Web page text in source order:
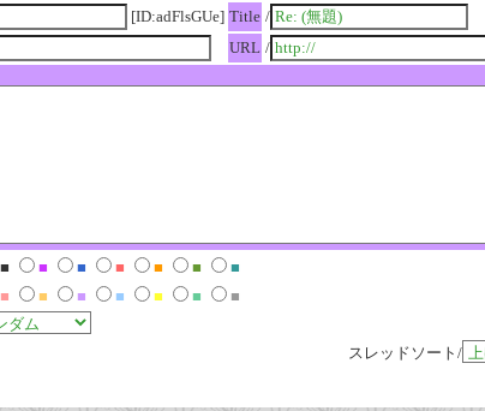
[ID:adFlsGUe] Title /
URL /
■ ■ ■ ■ ■ ■
■
■ ■ ■ ■ ■ ■
■
スレッドソート/